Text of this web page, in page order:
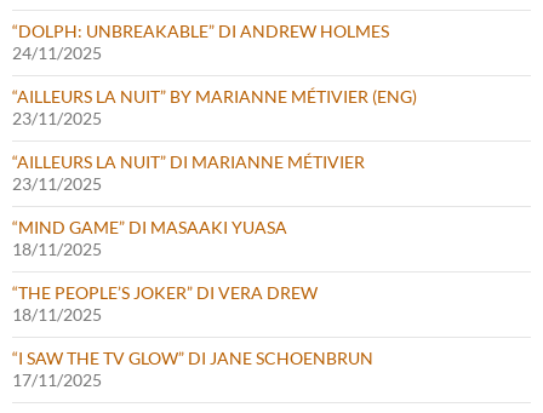
“DOLPH: UNBREAKABLE” DI ANDREW HOLMES
24/11/2025
“AILLEURS LA NUIT” BY MARIANNE MÉTIVIER (ENG)
23/11/2025
“AILLEURS LA NUIT” DI MARIANNE MÉTIVIER
23/11/2025
“MIND GAME” DI MASAAKI YUASA
18/11/2025
“THE PEOPLE’S JOKER” DI VERA DREW
18/11/2025
“I SAW THE TV GLOW” DI JANE SCHOENBRUN
17/11/2025